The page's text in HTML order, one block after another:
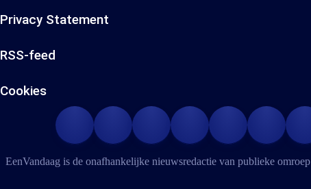
Privacy Statement
RSS-feed
Cookies
EenVandaag is de onafhankelijke nieuwsredactie van publieke omroep